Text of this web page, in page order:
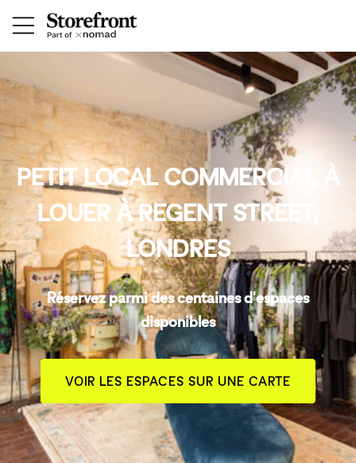
PETIT LOCAL COMMERCIAL À
LOUER À REGENT STREET,
LONDRES
Réservez parmi des centaines d'espaces
disponibles
VOIR LES ESPACES SUR UNE CARTE